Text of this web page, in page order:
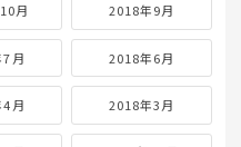
月 2018年9月
月 2018年6月
月 2018年3月